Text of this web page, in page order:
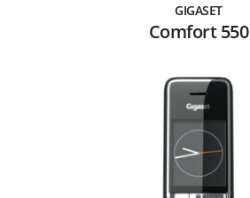
GIGASET
Comfort 550